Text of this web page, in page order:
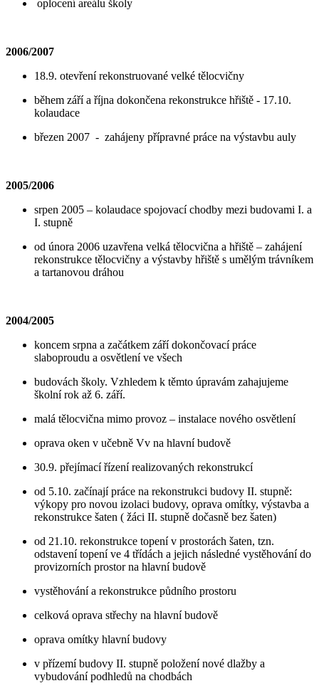
oplocení areálu školy
2006/2007
18.9. otevření rekonstruované velké tělocvičny
během září a října dokončena rekonstrukce hřiště - 17.10.
kolaudace
březen 2007 - zahájeny přípravné práce na výstavbu auly
2005/2006
srpen 2005 – kolaudace spojovací chodby mezi budovami I. a
I. stupně
od února 2006 uzavřena velká tělocvična a hřiště – zahájení
rekonstrukce tělocvičny a výstavby hřiště s umělým trávníkem
a tartanovou dráhou
2004/2005
koncem srpna a začátkem září dokončovací práce
slaboproudu a osvětlení ve všech
budovách školy. Vzhledem k těmto úpravám zahajujeme
školní rok až 6. září.
malá tělocvična mimo provoz – instalace nového osvětlení
oprava oken v učebně Vv na hlavní budově
30.9. přejímací řízení realizovaných rekonstrukcí
od 5.10. začínají práce na rekonstrukci budovy II. stupně:
výkopy pro novou izolaci budovy, oprava omítky, výstavba a
rekonstrukce šaten ( žáci II. stupně dočasně bez šaten)
od 21.10. rekonstrukce topení v prostorách šaten, tzn.
odstavení topení ve 4 třídách a jejich následné vystěhování do
provizorních prostor na hlavní budově
vystěhování a rekonstrukce půdního prostoru
celková oprava střechy na hlavní budově
oprava omítky hlavní budovy
v přízemí budovy II. stupně položení nové dlažby a
vybudování podhledů na chodbách